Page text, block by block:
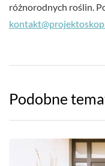
różnorodnych roślin.
Podobne